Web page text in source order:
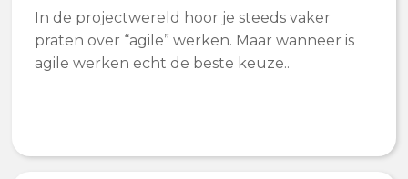
In de projectwereld hoor je steeds vaker
praten over “agile” werken. Maar wanneer is
agile werken echt de beste keuze..